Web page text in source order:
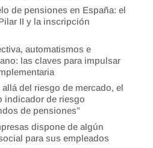
de pensiones en España: el
II y la inscripción
automatismos e
las claves para impulsar
del riesgo de mercado, el
indicador de riesgo
de pensiones”
dispone de algún
para sus empleados